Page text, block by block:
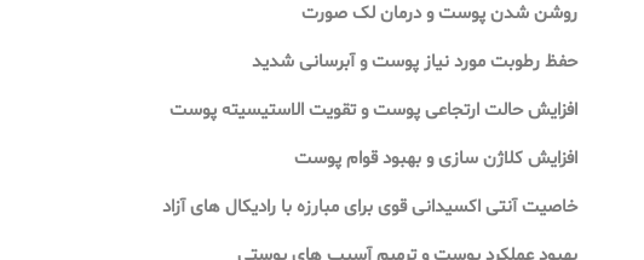
روشن شدن پوست و درمان لک صورت
حفظ رطوبت مورد نیاز پوست و آبرسانی شدید
افزایش حالت ارتجاعی پوست و تقویت الاستیسیته پوست
افزایش کلاژن سازی و بهبود قوام پوست
خاصیت آنتی اکسیدانی قوی برای مبارزه با رادیکال های آزاد